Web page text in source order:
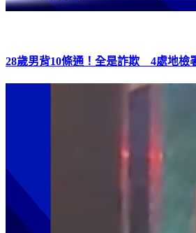
28歲男背10條通！全是詐欺 4處地檢